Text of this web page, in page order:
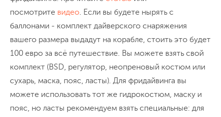
посмотрите видео. Если вы будете нырять с
баллонами - комплект дайверского снаряжения
вашего размера выдадут на корабле, стоить это будет
100 евро за всё путешествие. Вы можете взять свой
комплект (BSD, регулятор, неопреновый костюм или
сухарь, маска, пояс, ласты). Для фридайвинга вы
можете использовать тот же гидрокостюм, маску и
пояс, но ласты рекомендуем взять специальные: для